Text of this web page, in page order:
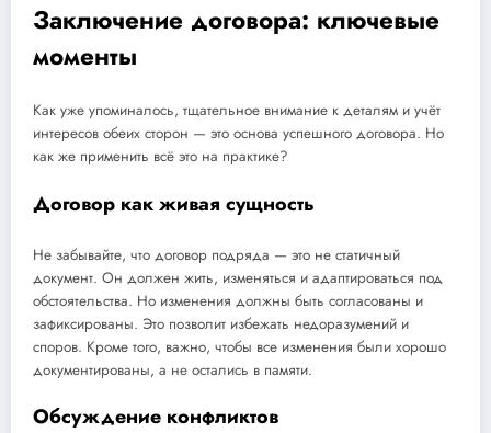
Заключение договора: ключевые
моменты
Как уже упоминалось, тщательное внимание к деталям и учёт
интересов обеих сторон — это основа успешного договора. Но
как же применить всё это на практике?
Договор как живая сущность
Не забывайте, что договор подряда — это не статичный
документ. Он должен жить, изменяться и адаптироваться под
обстоятельства. Но изменения должны быть согласованы и
зафиксированы. Это позволит избежать недоразумений и
споров. Кроме того, важно, чтобы все изменения были хорошо
документированы, а не остались в памяти.
Обсуждение конфликтов